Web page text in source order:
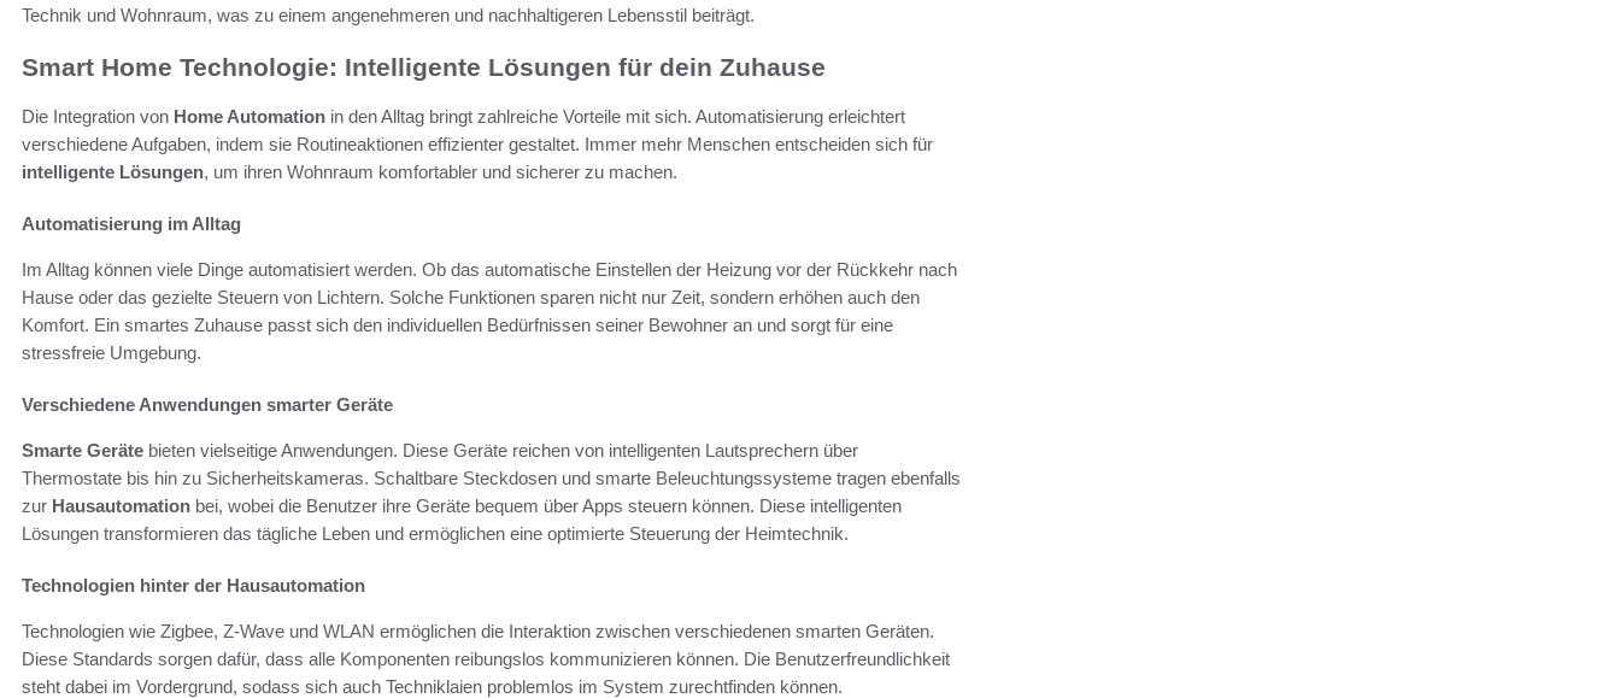
Technik und Wohnraum, was zu einem angenehmeren und nachhaltigeren Lebensstil beiträgt.
Smart Home Technologie: Intelligente Lösungen für dein Zuhause
Die Integration von Home Automation in den Alltag bringt zahlreiche Vorteile mit sich. Automatisierung erleichtert
verschiedene Aufgaben, indem sie Routineaktionen effizienter gestaltet. Immer mehr Menschen entscheiden sich für
intelligente Lösungen, um ihren Wohnraum komfortabler und sicherer zu machen.
Automatisierung im Alltag
Im Alltag können viele Dinge automatisiert werden. Ob das automatische Einstellen der Heizung vor der Rückkehr nach
Hause oder das gezielte Steuern von Lichtern. Solche Funktionen sparen nicht nur Zeit, sondern erhöhen auch den
Komfort. Ein smartes Zuhause passt sich den individuellen Bedürfnissen seiner Bewohner an und sorgt für eine
stressfreie Umgebung.
Verschiedene Anwendungen smarter Geräte
Smarte Geräte bieten vielseitige Anwendungen. Diese Geräte reichen von intelligenten Lautsprechern über
Thermostate bis hin zu Sicherheitskameras. Schaltbare Steckdosen und smarte Beleuchtungssysteme tragen ebenfalls
zur Hausautomation bei, wobei die Benutzer ihre Geräte bequem über Apps steuern können. Diese intelligenten
Lösungen transformieren das tägliche Leben und ermöglichen eine optimierte Steuerung der Heimtechnik.
Technologien hinter der Hausautomation
Technologien wie Zigbee, Z-Wave und WLAN ermöglichen die Interaktion zwischen verschiedenen smarten Geräten.
Diese Standards sorgen dafür, dass alle Komponenten reibungslos kommunizieren können. Die Benutzerfreundlichkeit
steht dabei im Vordergrund, sodass sich auch Techniklaien problemlos im System zurechtfinden können.